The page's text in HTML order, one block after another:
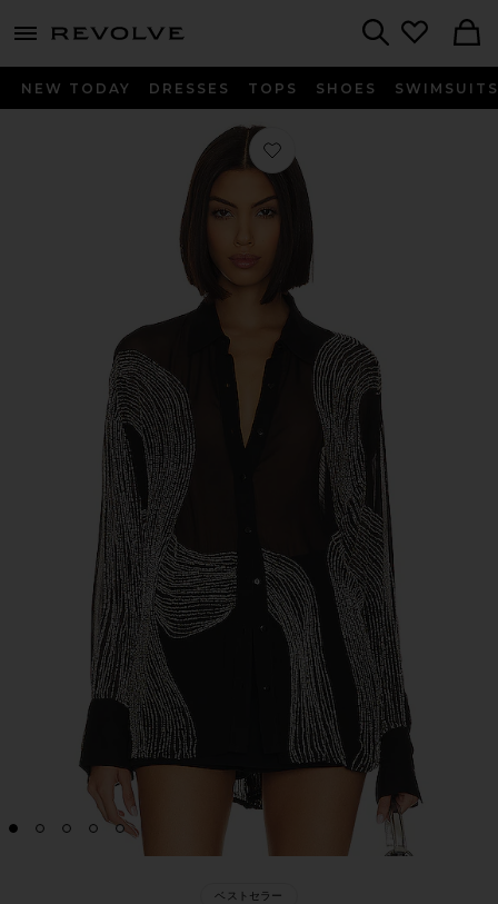
menu - shows more content
NEW TODAY DRESSES TOPS SHOES SWIMSUITS
お気に入り SIREN シャツ
ベストセラー